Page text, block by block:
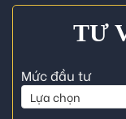
TƯ
Mức đầu tư